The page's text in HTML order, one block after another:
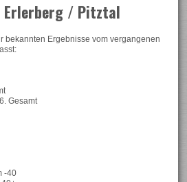
Erlerberg / Pitztal
bekannten Ergebnisse vom vergangenen
Gesamt
-40